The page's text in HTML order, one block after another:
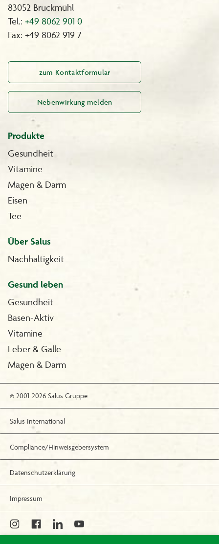
83052 Bruckmühl
Tel.: +49 8062 901 0
Fax: +49 8062 919 7
zum Kontaktformular
Nebenwirkung melden
Produkte
Gesundheit
Vitamine
Magen & Darm
Eisen
Tee
Über Salus
Nachhaltigkeit
Gesund leben
Gesundheit
Basen-Aktiv
Vitamine
Leber & Galle
Magen & Darm
© 2001-2026 Salus Gruppe
Salus International
Compliance/Hinweisgebersystem
Datenschutzerklärung
Impressum